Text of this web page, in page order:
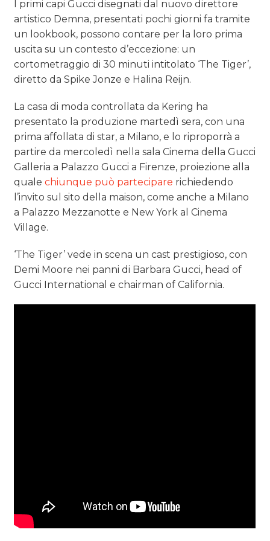
I primi capi Gucci disegnati dal nuovo direttore
artistico Demna, presentati pochi giorni fa tramite
un lookbook, possono contare per la loro prima
uscita su un contesto d’eccezione: un
cortometraggio di 30 minuti intitolato ‘The Tiger’,
diretto da Spike Jonze e Halina Reijn.
La casa di moda controllata da Kering ha
presentato la produzione martedì sera, con una
prima affollata di star, a Milano, e lo riproporrà a
partire da mercoledì nella sala Cinema della Gucci
Galleria a Palazzo Gucci a Firenze, proiezione alla
qualechiunque può partecipare richiedendo
l’invito sul sito della maison, come anche a Milano
a Palazzo Mezzanotte e New Yorkal Cinema
Village.
‘The Tiger’ vede in scena un cast prestigioso, con
Demi Moore nei panni di Barbara Gucci, head of
Gucci International e chairman of California.